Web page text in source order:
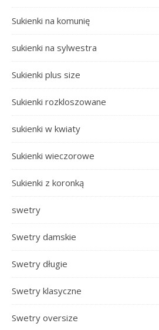
Sukienki na komunię
sukienki na sylwestra
Sukienki plus size
Sukienki rozkloszowane
sukienki w kwiaty
Sukienki wieczorowe
Sukienki z koronką
swetry
Swetry damskie
Swetry długie
Swetry klasyczne
Swetry oversize